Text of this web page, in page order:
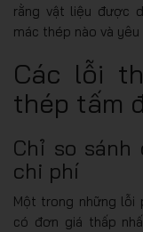
rằng vật liệu được
mác thép nào và
Các lỗi
thép tấm
Chỉ so sánh
chi phí
Một trong những lỗi
có đơn giá thấp